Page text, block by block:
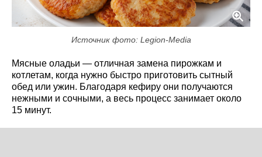
Источник фото: Legion-Media
Мясные оладьи — отличная замена пирожкам и
котлетам, когда нужно быстро приготовить сытный
обед или ужин. Благодаря кефиру они получаются
нежными и сочными, а весь процесс занимает около
15 минут.